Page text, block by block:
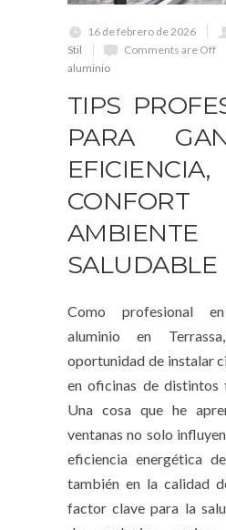
16 de febrero de 2026
Stil
Comments are Off
aluminio
TIPS
PARA
SALUDABLE
Como profesional
aluminio en
oportunidad de instalar
en oficinas de distintos
Una cosa que he
ventanas no solo
eficiencia energética
también en la calidad
factor clave para la